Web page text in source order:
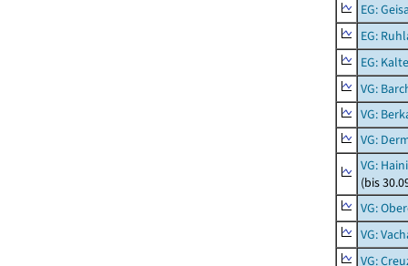
EG:
EG:
EG:
VG:
VG:
VG:
VG:
(bis
VG:
VG:
VG: